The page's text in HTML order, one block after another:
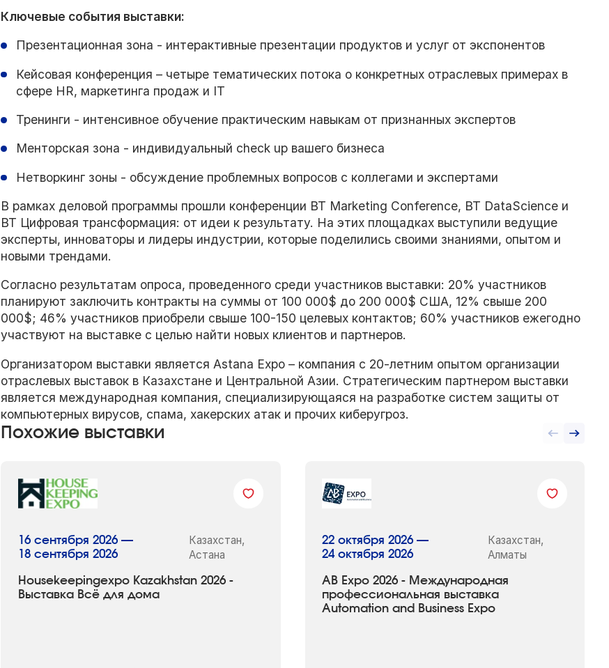
Ключевые события выставки:
Презентационная зона - интерактивные презентации продуктов и услуг от экспонентов
Кейсовая конференция – четыре тематических потока о конкретных отраслевых примерах в
сфере HR, маркетинга продаж и IT
Тренинги - интенсивное обучение практическим навыкам от признанных экспертов
Менторская зона - индивидуальный check up вашего бизнеса
Нетворкинг зоны - обсуждение проблемных вопросов с коллегами и экспертами
В рамках деловой программы прошли конференции BT Marketing Conference, BT DataScience и
BT Цифровая трансформация: от идеи к результату. На этих площадках выступили ведущие
эксперты, инноваторы и лидеры индустрии, которые поделились своими знаниями, опытом и
новыми трендами.
Согласно результатам опроса, проведенного среди участников выставки: 20% участников
планируют заключить контракты на суммы от 100 000$ до 200 000$ США, 12% свыше 200
000$; 46% участников приобрели свыше 100-150 целевых контактов; 60% участников ежегодно
участвуют на выставке с целью найти новых клиентов и партнеров.
Организатором выставки является Astana Expo – компания с 20-летним опытом организации
отраслевых выставок в Казахстане и Центральной Азии. Стратегическим партнером выставки
является международная компания, специализирующаяся на разработке систем защиты от
компьютерных вирусов, спама, хакерских атак и прочих киберугроз.
Похожие выставки
Housekeepingexpo Kazakhstan 2026 -
Выставка Всё для дома
16 сентября 2026 —
18 сентября 2026
Казахстан,
Астана
AB Expo 2026 - Международная
профессиональная выставка
Automation and Business Expo
22 октября 2026 —
24 октября 2026
Казахстан,
Алматы